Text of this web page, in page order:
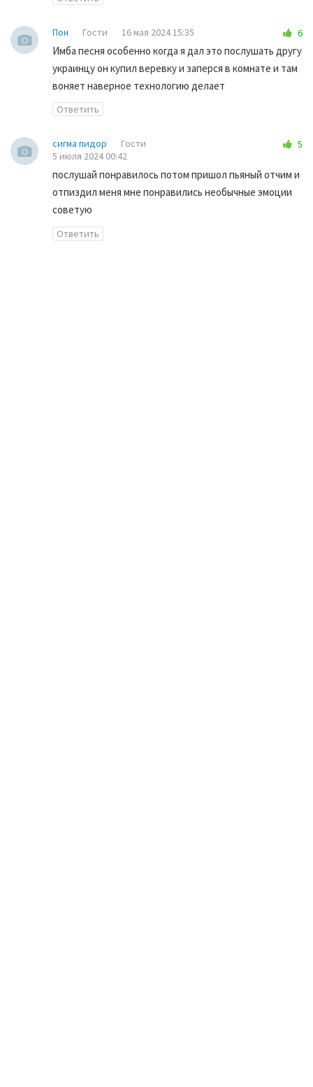
Пон Гости 16 мая 2024 15:35 6
Имба песня особенно когда я дал это послушать другу
украинцу он купил веревку и заперся в комнате и там
воняет наверное технологию делает
Ответить
сигма пидор
Гости
5 июля 2024 00:42
5
послушай понравилось потом пришол пьяный отчим и
отпиздил меня мне понравились необычные эмоции
советую
Ответить